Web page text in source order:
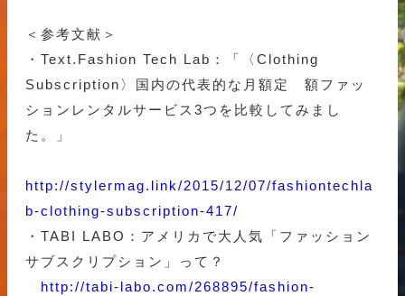
＜参考文献＞
・Text.Fashion Tech Lab：「〈Clothing
Subscription〉国内の代表的な月額定 額ファッ
ションレンタルサービス3つを比較してみまし
た。」
http://stylermag.link/2015/12/07/fashiontechla
b-clothing-subscription-417/
・TABI LABO：アメリカで大人気「ファッション
サブスクリプション」って？
http://tabi-labo.com/268895/fashion-